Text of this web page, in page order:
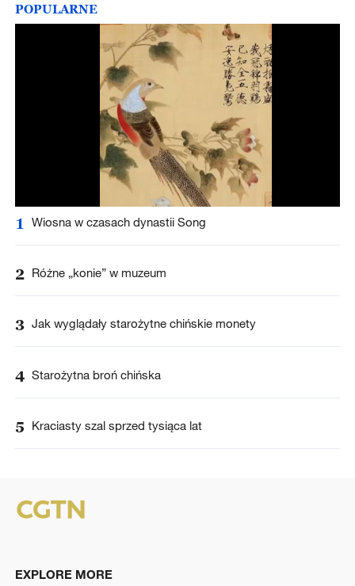
POPULARNE
1 Wiosna w czasach dynastii Song
2 Różne „konie” w muzeum
3 Jak wyglądały starożytne chińskie monety
4 Starożytna broń chińska
5 Kraciasty szal sprzed tysiąca lat
EXPLORE MORE